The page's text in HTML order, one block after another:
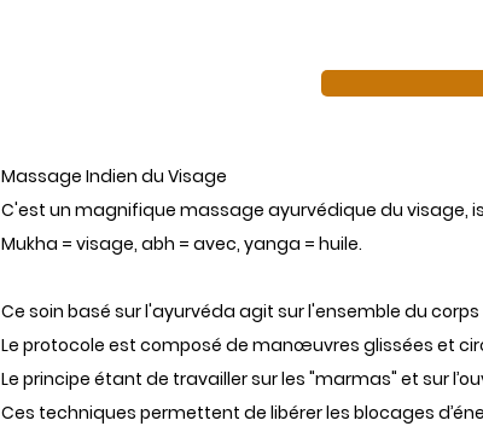
Massage Indien du Visage
C'est un magnifique massage ayurvédique du visage,
Mukha = visage, abh = avec, yanga = huile.
Ce soin basé sur l'ayurvéda agit sur l'ensemble du corps
Le protocole est composé de manœuvres glissées et
Le principe étant de travailler sur les "marmas" et sur
Ces techniques permettent de libérer les blocages